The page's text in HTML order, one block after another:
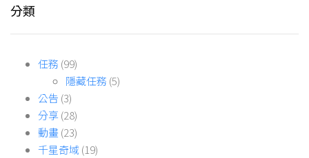
分類
任務 (99)
隱藏任務 (5)
公告 (3)
分享(28)
動畫(23)
千星奇域 (19)